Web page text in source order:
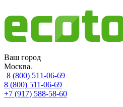
Ваш город
Москва
8 (800) 511-06-69
8 (800) 511-06-69
+7 (917) 588-58-60